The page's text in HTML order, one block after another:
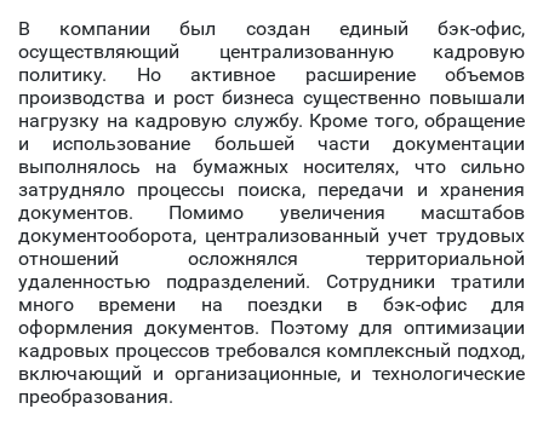
В компании был создан единый бэк-офис,
осуществляющий централизованную кадровую
политику. Но активное расширение объемов
производства и рост бизнеса существенно повышали
нагрузку на кадровую службу. Кроме того, обращение
и использование большей части документации
выполнялось на бумажных носителях, что сильно
затрудняло процессы поиска, передачи и хранения
документов. Помимо увеличения масштабов
документооборота, централизованный учет трудовых
отношений осложнялся территориальной
удаленностью подразделений. Сотрудники тратили
много времени на поездки в бэк-офис для
оформления документов. Поэтому для оптимизации
кадровых процессов требовался комплексный подход,
включающий и организационные, и технологические
преобразования.